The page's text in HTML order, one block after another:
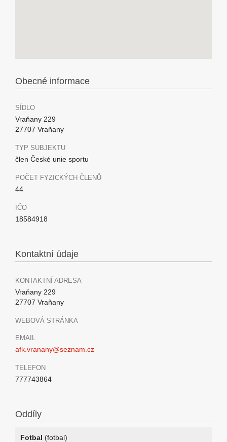
Obecné informace
SÍDLO
Vraňany 229
27707 Vraňany
TYP SUBJEKTU
člen České unie sportu
POČET FYZICKÝCH ČLENŮ
44
IČO
18584918
Kontaktní údaje
KONTAKTNÍ ADRESA
Vraňany 229
27707 Vraňany
WEBOVÁ STRÁNKA
EMAIL
afk.vranany@seznam.cz
TELEFON
777743864
Oddíly
Fotbal (fotbal)